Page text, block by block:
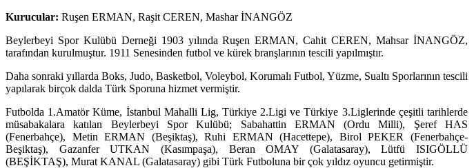
Kurucular: Ruşen ERMAN, Raşit CEREN, Mashar İNANGÖZ
Beylerbeyi Spor Kulübü Derneği 1903 yılında Ruşen ERMAN, Cahit CEREN, Mahsar İNANGÖZ,
tarafından kurulmuştur. 1911 Senesinden futbol ve kürek branşlarının tescili yapılmıştır.
Daha sonraki yıllarda Boks, Judo, Basketbol, Voleybol, Korumalı Futbol, Yüzme, Sualtı Sporlarının tescili
yapılarak birçok dalda Türk Sporuna hizmet vermiştir.
Futbolda 1.Amatör Küme, İstanbul Mahalli Lig, Türkiye 2.Ligi ve Türkiye 3.Liglerinde çeşitli tarihlerde
müsabakalara katılan Beylerbeyi Spor Kulübü; Sabahattin ERMAN (Ordu Milli), Şeref HAS
(Fenerbahçe), Metin ERMAN (Beşiktaş), Ruhi ERMAN (Hacettepe), Birol PEKER (Fenerbahçe-
Beşiktaş), Gazanfer UTKAN (Kasımpaşa), Beran OMAY (Galatasaray), Lütfü ISIGÖLLÜ
(BEŞİKTAŞ), Murat KANAL (Galatasaray) gibi Türk Futboluna bir çok yıldız oyuncu getirmiştir.